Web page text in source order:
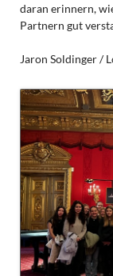
daran erinnern,
Partnern gut
Jaron Soldinger /